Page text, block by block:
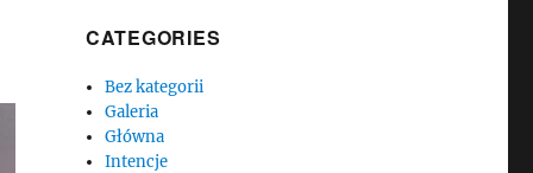
CATEGORIES
Bez kategorii
Galeria
Główna
Intencje